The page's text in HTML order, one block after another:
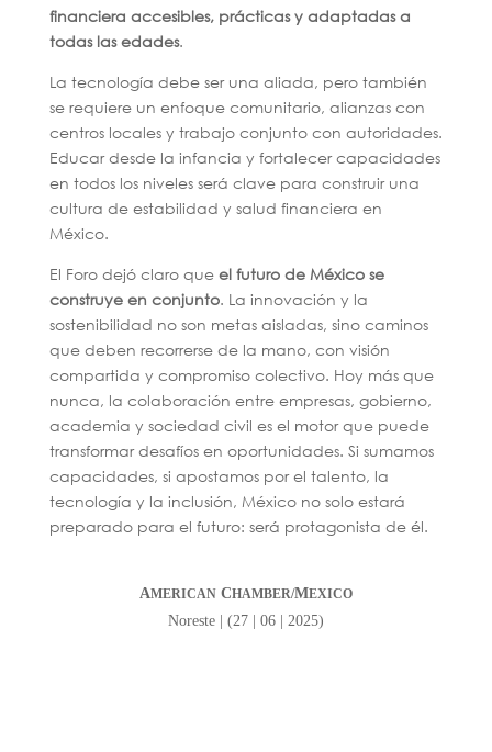
financiera accesibles, prácticas y adaptadas a
todas las edades.
La tecnología debe ser una aliada, pero también
se requiere un enfoque comunitario, alianzas con
centros locales y trabajo conjunto con autoridades.
Educar desde la infancia y fortalecer capacidades
en todos los niveles será clave para construir una
cultura de estabilidad y salud financiera en
México.
El Foro dejó claro que el futuro de México se
construye en conjunto. La innovación y la
sostenibilidad no son metas aisladas, sino caminos
que deben recorrerse de la mano, con visión
compartida y compromiso colectivo. Hoy más que
nunca, la colaboración entre empresas, gobierno,
academia y sociedad civil es el motor que puede
transformar desafíos en oportunidades. Si sumamos
capacidades, si apostamos por el talento, la
tecnología y la inclusión, México no solo estará
preparado para el futuro: será protagonista de él.
AMERICANCHAMBER/MEXICO
Noreste | (27 | 06 | 2025)